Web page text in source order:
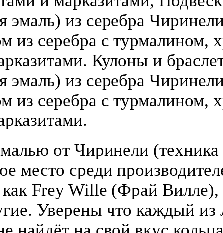
эмаль) из серебра
из серебра с турмалином,
Кулоны и
эмаль) из серебра
из серебра с турмалином,
от Чиринели (техника
место среди
Frey Wille (Фрай
Уверены что каждый